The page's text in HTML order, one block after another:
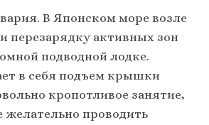
В Японском море возле
перезарядку активных зон
подводной лодке.
в себя подъем крышки
кропотливое занятие,
проводить